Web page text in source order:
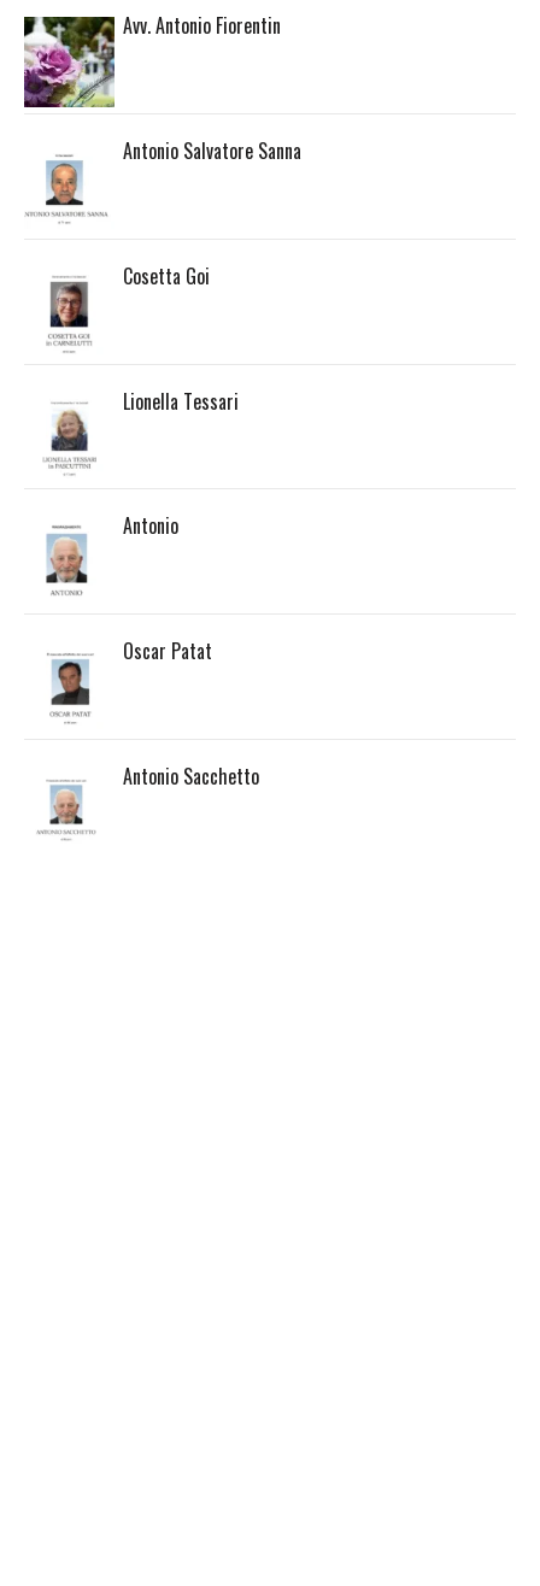
Avv. Antonio Fiorentin
Antonio Salvatore Sanna
Cosetta Goi
Lionella Tessari
Antonio
Oscar Patat
Antonio Sacchetto